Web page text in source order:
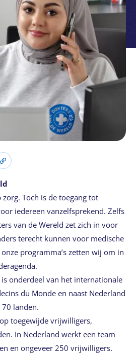
Toch is de toegang tot
iedereen vanzelfsprekend. Zelfs
van de Wereld zet zich in voor
terecht kunnen voor medische
programma’s zetten wij om in
onderdeel van het internationale
du Monde en naast Nederland
landen.
toegewijde vrijwilligers,
In Nederland werkt een team
en ongeveer 250 vrijwilligers.